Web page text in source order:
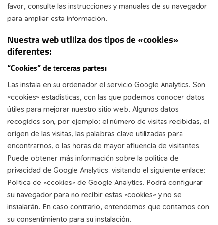
favor, consulte las instrucciones y manuales de su navegador
para ampliar esta información.
Nuestra web utiliza dos tipos de «cookies»
diferentes:
“Cookies” de terceras partes:
Las instala en su ordenador el servicio Google Analytics. Son
«cookies» estadísticas, con las que podemos conocer datos
útiles para mejorar nuestro sitio web. Algunos datos
recogidos son, por ejemplo: el número de visitas recibidas, el
origen de las visitas, las palabras clave utilizadas para
encontrarnos, o las horas de mayor afluencia de visitantes.
Puede obtener más información sobre la política de
privacidad de Google Analytics, visitando el siguiente enlace:
Política de «cookies» de Google Analytics. Podrá configurar
su navegador para no recibir estas «cookies» y no se
instalarán. En caso contrario, entendemos que contamos con
su consentimiento para su instalación.